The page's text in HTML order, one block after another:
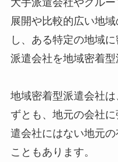
大手派遣会社やグル
展開や比較的広い地
し、ある特定の地域
派遣会社を地域密着型
地域密着型派遣会社
ずとも、地元の会社
遣会社にはない地元
こともあります。